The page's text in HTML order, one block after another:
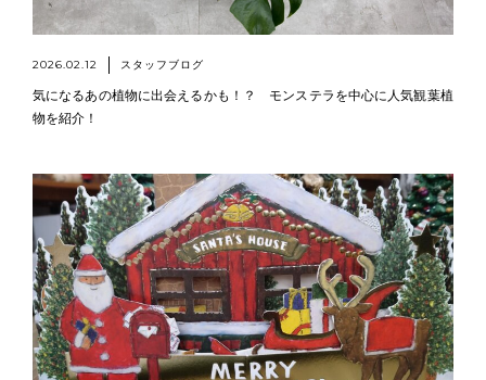
2026.02.12 スタッフブログ
気になるあの植物に出会えるかも！？ モンステラを中心に人気観葉植
物を紹介！